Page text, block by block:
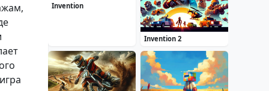
Invention
Invention 2